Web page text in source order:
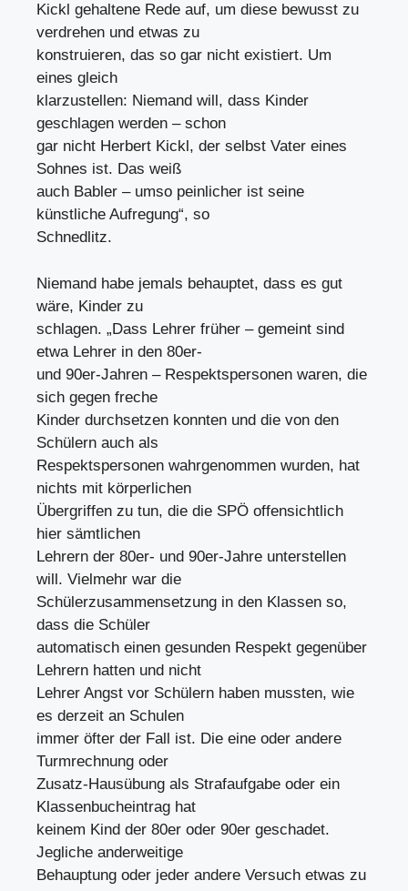
Kickl gehaltene Rede auf, um diese bewusst zu
verdrehen und etwas zu
konstruieren, das so gar nicht existiert. Um
eines gleich
klarzustellen: Niemand will, dass Kinder
geschlagen werden – schon
gar nicht Herbert Kickl, der selbst Vater eines
Sohnes ist. Das weiß
auch Babler – umso peinlicher ist seine
künstliche Aufregung“, so
Schnedlitz.
Niemand habe jemals behauptet, dass es gut
wäre, Kinder zu
schlagen. „Dass Lehrer früher – gemeint sind
etwa Lehrer in den 80er-
und 90er-Jahren – Respektspersonen waren, die
sich gegen freche
Kinder durchsetzen konnten und die von den
Schülern auch als
Respektspersonen wahrgenommen wurden, hat
nichts mit körperlichen
Übergriffen zu tun, die die SPÖ offensichtlich
hier sämtlichen
Lehrern der 80er- und 90er-Jahre unterstellen
will. Vielmehr war die
Schülerzusammensetzung in den Klassen so,
dass die Schüler
automatisch einen gesunden Respekt gegenüber
Lehrern hatten und nicht
Lehrer Angst vor Schülern haben mussten, wie
es derzeit an Schulen
immer öfter der Fall ist. Die eine oder andere
Turmrechnung oder
Zusatz-Hausübung als Strafaufgabe oder ein
Klassenbucheintrag hat
keinem Kind der 80er oder 90er geschadet.
Jegliche anderweitige
Behauptung oder jeder andere Versuch etwas zu